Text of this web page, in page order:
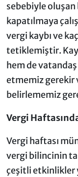
sebebiyle oluşan
kapatılmaya
vergi kaybı ve
tetiklemiştir.
hem de
etmemiz gerekir
belirlememiz
Vergi
Vergi haftası
vergi bilincinin
çeşitli etkinlikler